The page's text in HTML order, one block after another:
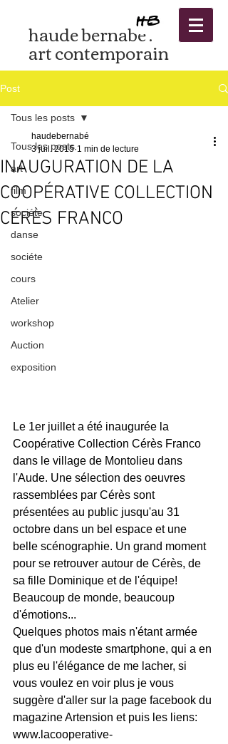
haude bernabé .
art contemporain
Post
Tous les posts
art
film
sociéte
danse
sociéte
cours
Atelier
workshop
Auction
exposition
Tous les posts
INAUGURATION DE LA
COOPÉRATIVE COLLECTION
CÉRÈS FRANCO
haudebernabé
3 juil. 2015 1 min de lecture
Le 1er juillet a été inaugurée la
Coopérative Collection Cérès Franco
dans le village de Montolieu dans
l'Aude. Une sélection des oeuvres
rassemblées par Cérès sont
présentées au public jusqu'au 31
octobre dans un bel espace et une
belle scénographie. Un grand moment
pour se retrouver autour de Cérès, de
sa fille Dominique et de l'équipe!
Beaucoup de monde, beaucoup
d'émotions...
Quelques photos mais n'étant armée
que d'un modeste smartphone, qui a en
plus eu l'élégance de me lacher, si
vous voulez en voir plus je vous
suggère d'aller sur la page facebook du
magazine Artension et puis les liens:
www.lacooperative-